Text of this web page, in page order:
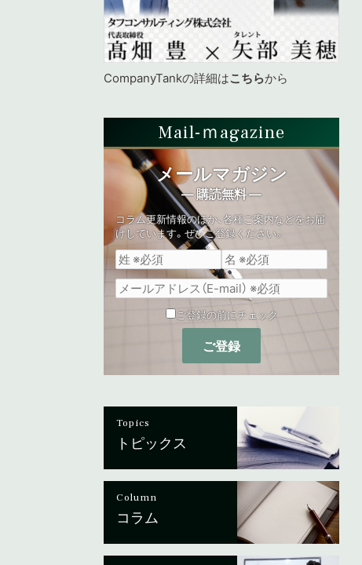
CompanyTankの詳細はこちらから
Mail-ｍagazine
メールマガジン
— 購読無料 —
コラム更新情報のほか、各種ご案内などをお届
けしています。ぜひご登録ください。
ご登録の前にチェック
Topics
トピックス
Column
コラム